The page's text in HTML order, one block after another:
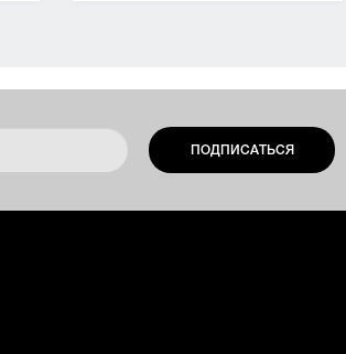
ПОДПИСАТЬСЯ